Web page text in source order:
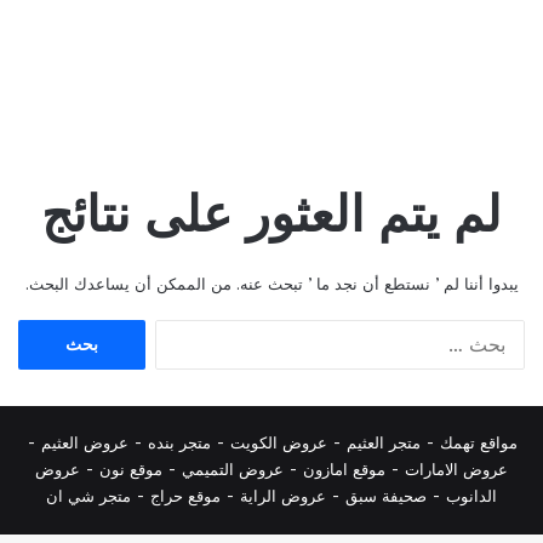
لم يتم العثور على نتائج
يبدوا أننا لم ’ نستطع أن نجد ما ’ تبحث عنه. من الممكن أن يساعدك البحث.
مواقع تهمك - متجر العثيم - عروض الكويت - متجر بنده - عروض العثيم -
عروض الامارات - موقع امازون - عروض التميمي - موقع نون - عروض
الدانوب - صحيفة سبق - عروض الراية - موقع حراج - متجر شي ان